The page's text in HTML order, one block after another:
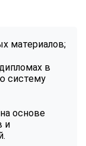
материалов;
в
систему
основе
и